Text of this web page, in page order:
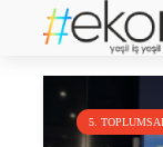
Ticaretin
5.